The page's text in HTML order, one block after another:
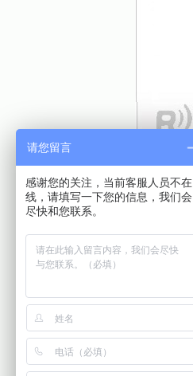
请您留言
感谢您的关注，当前客服人员不在
线，请填写一下您的信息，我们会
尽快和您联系。